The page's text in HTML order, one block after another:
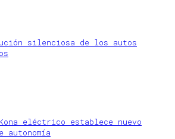
silenciosa de los autos
eléctrico establece nuevo
autonomía